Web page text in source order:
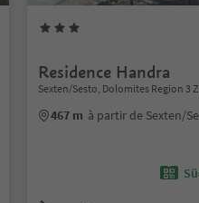
Residence Handra
Sexten/Sesto, Dolomites Region 3
467 m à partir de Sexten/